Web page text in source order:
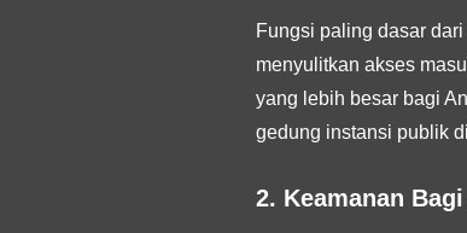
Fungsi paling dasar
menyulitkan akses
yang lebih besar bagi
gedung instansi publik
2. Keamanan